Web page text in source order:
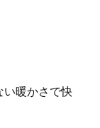
い暖かさで快